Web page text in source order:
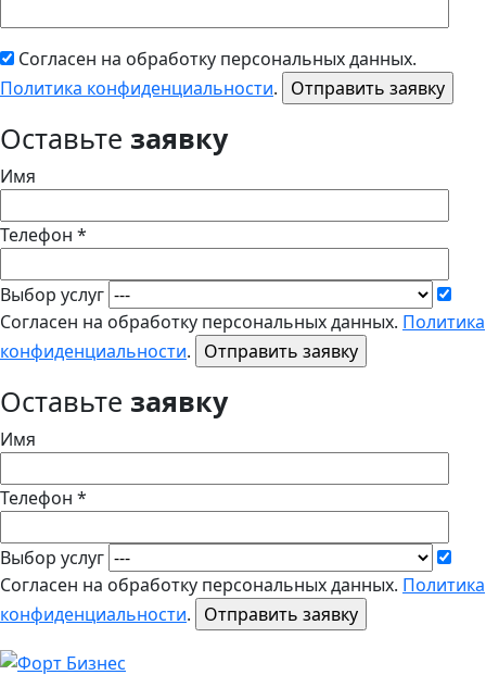
Согласен на обработку персональных данных.
Политика конфиденциальности.
Оставьте заявку
Имя
Телефон *
Выбор услуг
Согласен на обработку персональных данных. Политика
конфиденциальности.
Оставьте заявку
Имя
Телефон *
Выбор услуг
Согласен на обработку персональных данных. Политика
конфиденциальности.